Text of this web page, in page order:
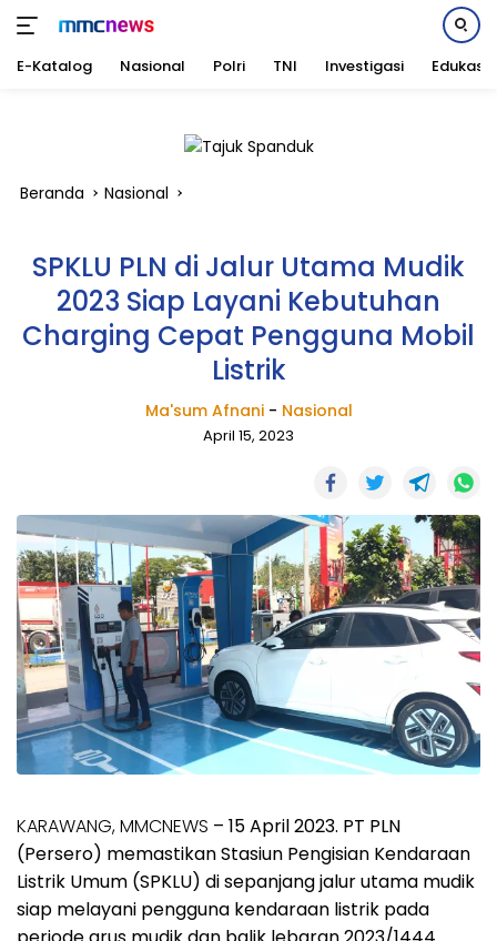
E-Katalog Nasional Polri TNI Investigasi Edukasi
Beranda Nasional
SPKLU PLN di Jalur Utama Mudik
2023 Siap Layani Kebutuhan
Charging Cepat Pengguna Mobil
Listrik
Ma'sum Afnani- Nasional
April 15, 2023
KARAWANG, MMCNEWS – 15 April 2023. PT PLN
(Persero) memastikan Stasiun Pengisian Kendaraan
Listrik Umum (SPKLU) di sepanjang jalur utama mudik
siap melayani pengguna kendaraan listrik pada